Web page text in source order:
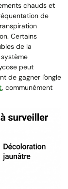
chauds et
de
Certains
de la
peut
de gagner l'ongle
, communément